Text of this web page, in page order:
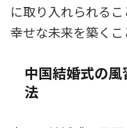
に取り入れられる
幸せな未来を築くこ
中国結婚式の
法